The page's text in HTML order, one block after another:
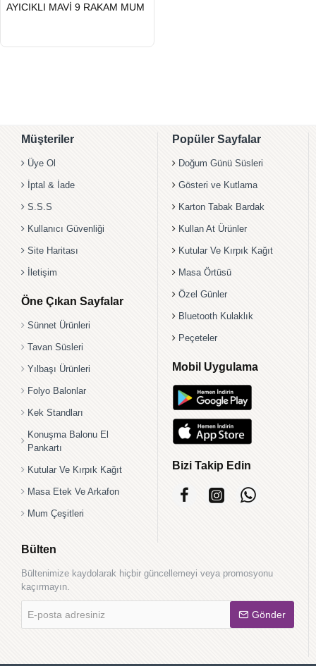
GÖNDERİ
AYICIKLI MAVİ 9 RAKAM MUM
Müşteriler
Üye Ol
İptal & İade
S.S.S
Kullanıcı Güvenliği
Site Haritası
İletişim
Öne Çıkan Sayfalar
Sünnet Ürünleri
Tavan Süsleri
Yılbaşı Ürünleri
Folyo Balonlar
Kek Standları
Konuşma Balonu El
Pankartı
Kutular Ve Kırpık Kağıt
Masa Etek Ve Arkafon
Mum Çeşitleri
Popüler Sayfalar
Doğum Günü Süsleri
Gösteri ve Kutlama
Karton Tabak Bardak
Kullan At Ürünler
Kutular Ve Kırpık Kağıt
Masa Örtüsü
Özel Günler
Bluetooth Kulaklık
Peçeteler
Mobil Uygulama
Bizi Takip Edin
Bülten
Bültenimize kaydolarak hiçbir güncellemeyi veya promosyonu
kaçırmayın.
posta
adresiniz
Gönder